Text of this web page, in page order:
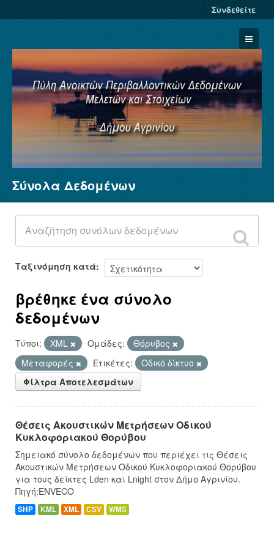
Συνδεθείτε
Σύνολα Δεδομένων
Φορείς
Ομάδες
Σχετικά
Σύνολα Δεδομένων
Ταξινόμηση κατά
βρέθηκε ένα σύνολο
δεδομένων
Τύποι: XML Ομάδες:
Θόρυβος
Μεταφορές
Ετικέτες:
Οδικό δίκτυο
Φίλτρα Αποτελεσμάτων
Θέσεις Ακουστικών Μετρήσεων Οδικού
Κυκλοφοριακού Θορύβου
Σημειακό σύνολο δεδομένων που περιέχει τις Θέσεις
Ακουστικών Μετρήσεων Οδικού Κυκλοφοριακού Θορύβου
για τους δείκτες Lden και Lnight στον Δήμο Αγρινίου.
Πηγή:ENVECO
SHP KML XML CSV WMS